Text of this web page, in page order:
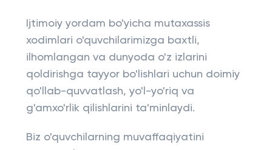
Ijtimoiy yordam bo'yicha mutaxassis
xodimlari o'quvchilarimizga baxtli,
ilhomlangan va dunyoda o'z izlarini
qoldirishga tayyor bo'lishlari uchun doimiy
qo'llab-quvvatlash, yo'l-yo'riq va
g'amxo'rlik qilishlarini ta'minlaydi.
Biz o'quvchilarning muvaffaqiyatini